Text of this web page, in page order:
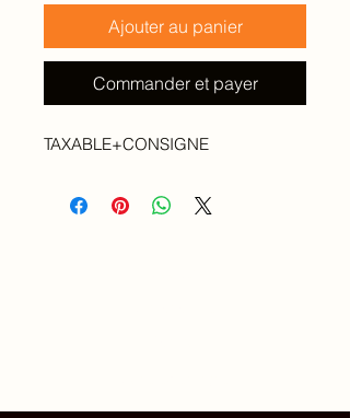
Ajouter au panier
Commander et payer
TAXABLE+CONSIGNE